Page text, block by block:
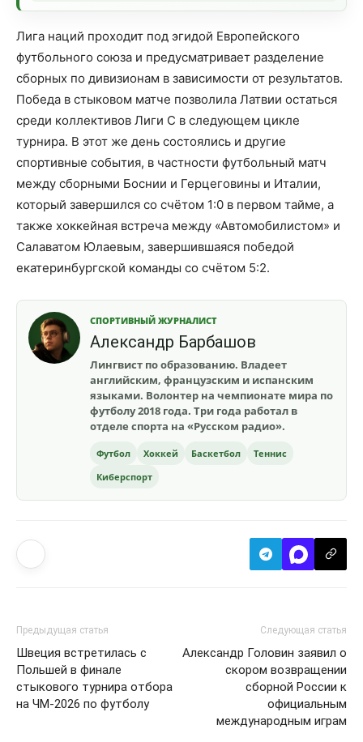
Лига наций проходит под эгидой Европейского
футбольного союза и предусматривает разделение
сборных по дивизионам в зависимости от результатов.
Победа в стыковом матче позволила Латвии остаться
среди коллективов Лиги C в следующем цикле
турнира. В этот же день состоялись и другие
спортивные события, в частности футбольный матч
между сборными Боснии и Герцеговины и Италии,
который завершился со счётом 1:0 в первом тайме, а
также хоккейная встреча между «Автомобилистом» и
Салаватом Юлаевым, завершившаяся победой
екатеринбургской команды со счётом 5:2.
СПОРТИВНЫЙ ЖУРНАЛИСТ
Александр Барбашов
Лингвист по образованию. Владеет
английским, французским и испанским
языками. Волонтер на чемпионате мира по
футболу 2018 года. Три года работал в
отделе спорта на «Русском радио».
Футбол Хоккей Баскетбол
Теннис
Киберспорт
Предыдущая статья
Швеция встретилась с
Польшей в финале
стыкового турнира отбора
на ЧМ-2026 по футболу
Следующая статья
Александр Головин заявил о
скором возвращении
сборной России к
официальным
международным играм